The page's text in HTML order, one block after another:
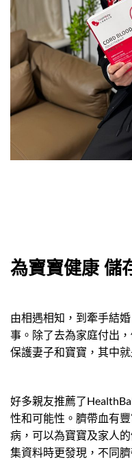
為寶寶健康 儲
由相遇相知，到牽手結
事。除了去為家庭付出
保護妻子和寶寶，其中
好多親友推薦了
性和可能性。臍帶血有
病，可以為寶寶及家人
集資料時更發現，不同